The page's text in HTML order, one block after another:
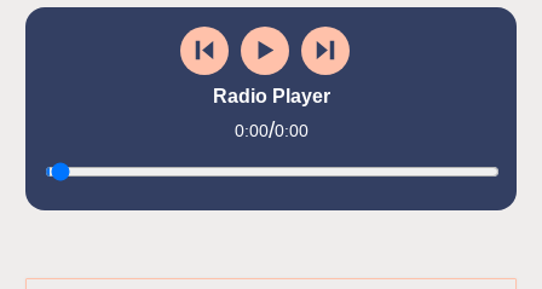
Radio Player
0:00/0:00